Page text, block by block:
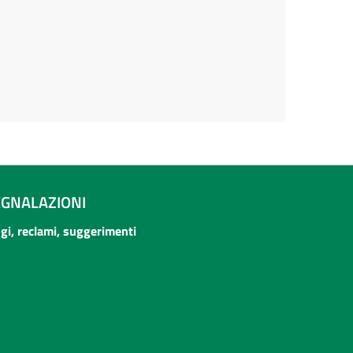
reclami, suggerimenti